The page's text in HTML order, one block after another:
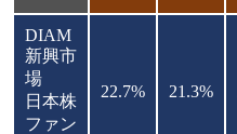
DIAM
新興市
場
日本株
ファン
22.7% 21.3%